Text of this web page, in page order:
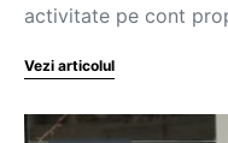
activitate pe cont
Vezi articolul